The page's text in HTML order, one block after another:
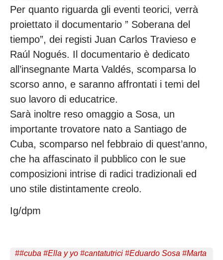
Per quanto riguarda gli eventi teorici, verrà
proiettato il documentario ” Soberana del
tiempo”, dei registi Juan Carlos Travieso e
Raúl Nogués. Il documentario è dedicato
all’insegnante Marta Valdés, scomparsa lo
scorso anno, e saranno affrontati i temi del
suo lavoro di educatrice.
Sarà inoltre reso omaggio a Sosa, un
importante trovatore nato a Santiago de
Cuba, scomparso nel febbraio di quest’anno,
che ha affascinato il pubblico con le sue
composizioni intrise di radici tradizionali ed
uno stile distintamente creolo.
Ig/dpm
##cuba #Ella y yo #cantatutrici #Eduardo Sosa #Marta